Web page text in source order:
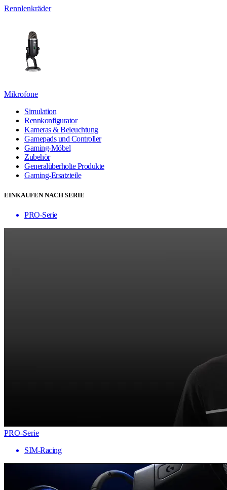
Rennlenkräder
Mikrofone
Simulation
Rennkonfigurator
Kameras & Beleuchtung
Gamepads und Controller
Gaming-Möbel
Zubehör
Generalüberholte Produkte
Gaming-Ersatzteile
EINKAUFEN NACH SERIE
PRO-Serie
PRO-Serie
SIM-Racing